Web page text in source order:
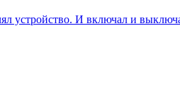
устройство. И включал и